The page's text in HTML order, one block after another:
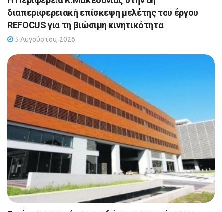
διαπεριφερειακή επίσκεψη μελέτης του έργου
REFOCUS για τη βιώσιμη κινητικότητα
5 Αυγούστου, 2026